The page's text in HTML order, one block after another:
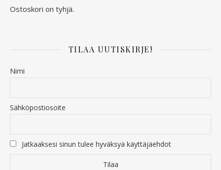
Ostoskori on tyhjä.
TILAA UUTISKIRJE!
Nimi
Sähköpostiosoite
Jatkaaksesi sinun tulee hyväksyä käyttäjäehdot